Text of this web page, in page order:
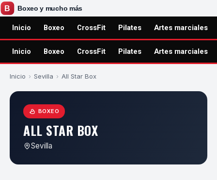
Inicio Boxeo CrossFit Pilates Artes marciales
Inicio Boxeo CrossFit Pilates Artes marciales
Inicio › Sevilla › All Star Box
BOXEO
ALL STAR BOX
Sevilla